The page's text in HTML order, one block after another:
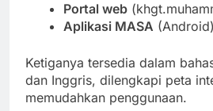
Portal web
Aplikasi MASA (Android)
Ketiganya tersedia dalam
dan Inggris, dilengkapi peta
memudahkan penggunaan.